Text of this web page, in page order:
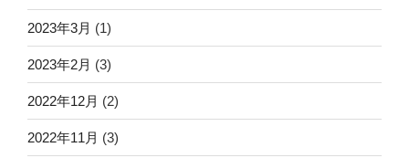
2023年3月 (1)
2023年2月 (3)
2022年12月 (2)
2022年11月 (3)